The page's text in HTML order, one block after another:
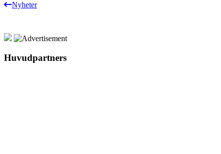
Nyheter
Huvudpartners